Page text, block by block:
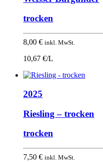
trocken
8,00 € inkl. MwSt.
10,67 €/L
2025
Riesling – trocken
trocken
7,50 € inkl. MwSt.